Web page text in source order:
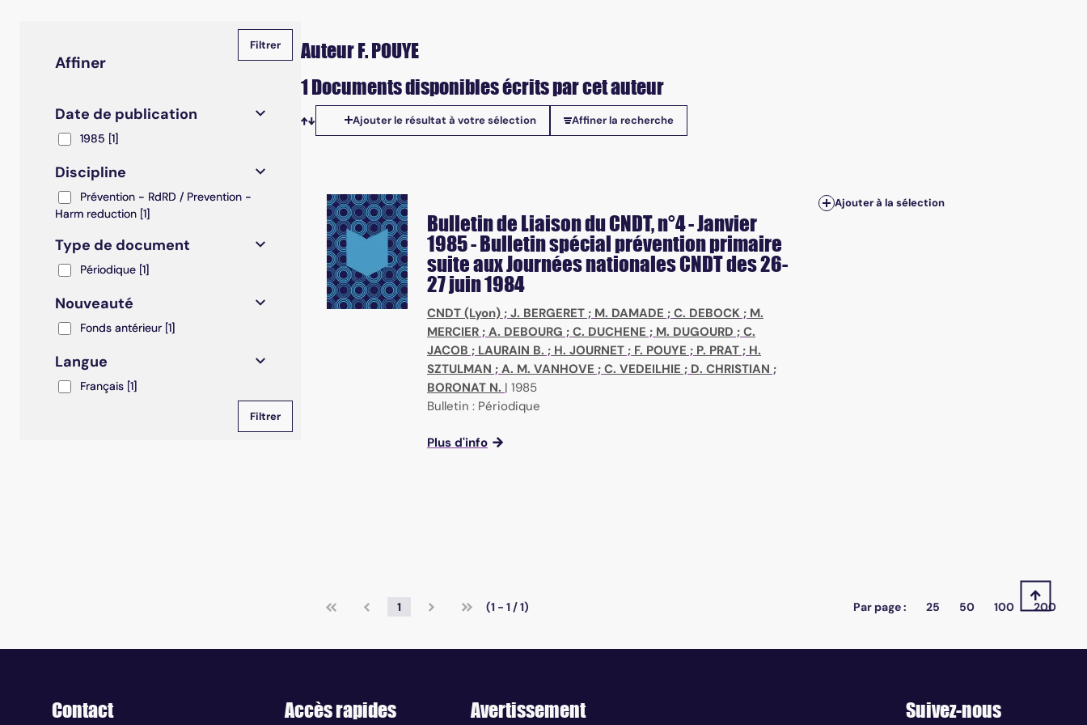
Affiner
Date de publication
19851985 [1]
Discipline
Prévention - RdRD / Prevention - Harm reduction
Prévention - RdRD / Prevention -
Harm reduction [1]
Type de document
Périodique
Périodique [1]
Nouveauté
Fonds antérieur
Fonds antérieur [1]
Langue
Français
Français [1]
Auteur F. POUYE
1 Documents disponibles écrits par cet auteur
Tris disponibles
Ajouter le résultat à votre sélection Affiner la recherche
Bulletin de Liaison du CNDT, n°4 - Janvier
1985 - Bulletin spécial prévention primaire
suite aux Journées nationales CNDT des 26-
27 juin 1984
CNDT (Lyon) ; J. BERGERET ; M. DAMADE ; C. DEBOCK ; M.
MERCIER ; A. DEBOURG ; C. DUCHENE ; M. DUGOURD ; C.
JACOB ; LAURAIN B. ; H. JOURNET ; F. POUYE ; P. PRAT ; H.
SZTULMAN ; A. M. VANHOVE ; C. VEDEILHIE ; D. CHRISTIAN ;
BORONAT N. | 1985
Bulletin : Périodique
Plus d'info
Ajouter à la sélection
1 (1 - 1 / 1) Par page : 25 50 100 200
Contact Accès rapides Avertissement Suivez-nous